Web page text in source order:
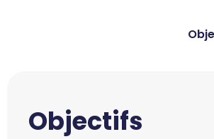
Objectifs